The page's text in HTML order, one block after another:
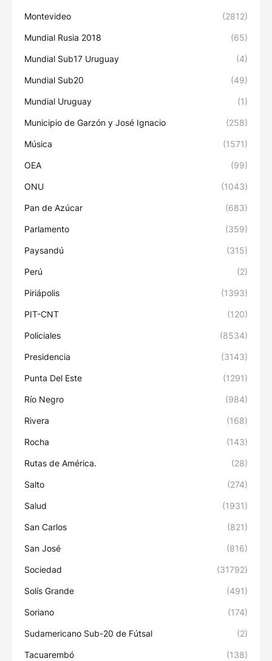
Montevideo (2812)
Mundial Rusia 2018 (65)
Mundial Sub17 Uruguay (4)
Mundial Sub20 (49)
Mundial Uruguay (1)
Municipio de Garzón y José Ignacio (258)
Música (1571)
OEA (99)
ONU (1043)
Pan de Azúcar (683)
Parlamento (359)
Paysandú (315)
Perú (2)
Piriápolis (1393)
PIT-CNT (120)
Policiales (8534)
Presidencia (3143)
Punta Del Este (1291)
Río Negro (984)
Rivera (168)
Rocha (143)
Rutas de América. (28)
Salto (274)
Salud (1931)
San Carlos (821)
San José (816)
Sociedad (31792)
Solís Grande (491)
Soriano (174)
Sudamericano Sub-20 de Fútsal (2)
Tacuarembó (138)